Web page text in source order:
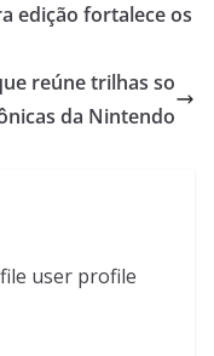
edição fortalece os
reúne trilhas so
da Nintendo
user profile